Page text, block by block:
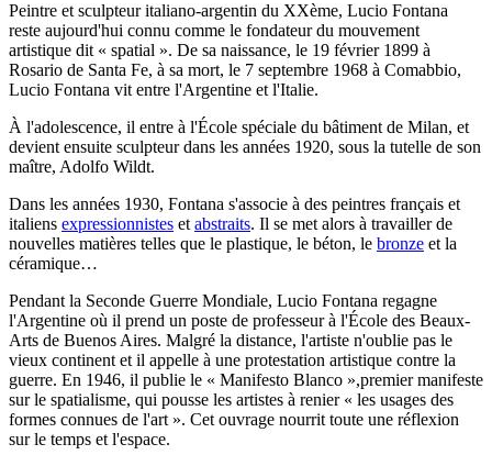
Peintre et sculpteur italiano-argentin du XXème, Lucio Fontana
reste aujourd'hui connu comme le fondateur du mouvement
artistique dit « spatial ». De sa naissance, le 19 février 1899 à
Rosario de Santa Fe, à sa mort, le 7 septembre 1968 à Comabbio,
Lucio Fontana vit entre l'Argentine et l'Italie.
À l'adolescence, il entre à l'École spéciale du bâtiment de Milan, et
devient ensuite sculpteur dans les années 1920, sous la tutelle de son
maître, Adolfo Wildt.
Dans les années 1930, Fontana s'associe à des peintres français et
italiens expressionnistes et abstraits. Il se met alors à travailler de
nouvelles matières telles que le plastique, le béton, le bronze et la
céramique…
Pendant la Seconde Guerre Mondiale, Lucio Fontana regagne
l'Argentine où il prend un poste de professeur à l'École des Beaux-
Arts de Buenos Aires. Malgré la distance, l'artiste n'oublie pas le
vieux continent et il appelle à une protestation artistique contre la
guerre. En 1946, il publie le « Manifesto Blanco »,premier manifeste
sur le spatialisme, qui pousse les artistes à renier « les usages des
formes connues de l'art ». Cet ouvrage nourrit toute une réflexion
sur le temps et l'espace.